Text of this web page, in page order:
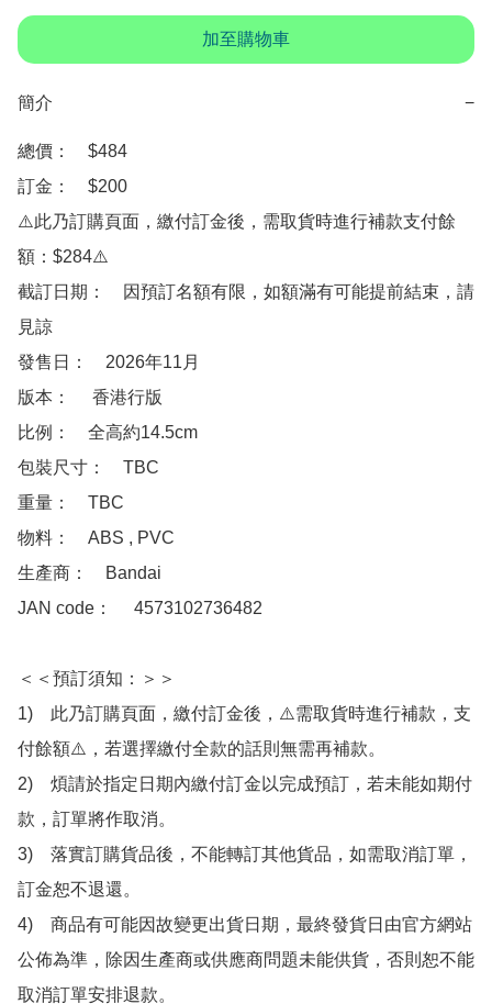
加至購物車
簡介 −
總價：　$484
訂金：　$200
⚠️此乃訂購頁面，繳付訂金後，需取貨時進行補款支付餘
額：$284⚠️
截訂日期：　因預訂名額有限，如額滿有可能提前結束，請
見諒
發售日：　2026年11月
版本：　 香港行版
比例：　全高約14.5cm
包裝尺寸：　TBC
重量：　TBC
物料：　ABS , PVC
生產商：　Bandai
JAN code：　 4573102736482
＜＜預訂須知：＞＞
1)　此乃訂購頁面，繳付訂金後，⚠️需取貨時進行補款，支
付餘額⚠️，若選擇繳付全款的話則無需再補款。
2)　煩請於指定日期內繳付訂金以完成預訂，若未能如期付
款，訂單將作取消。
3)　落實訂購貨品後，不能轉訂其他貨品，如需取消訂單，
訂金恕不退還。
4)　商品有可能因故變更出貨日期，最終發貨日由官方網站
公佈為準，除因生產商或供應商問題未能供貨，否則恕不能
取消訂單安排退款。